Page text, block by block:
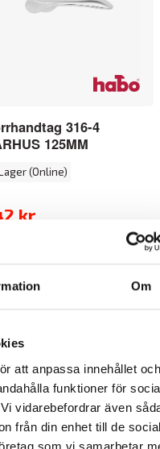
Om
att anpassa innehållet och
funktioner för
vidarebefordrar även
från din enhet till de
som vi samarbetar
316-4
125MM
(Online)
kr